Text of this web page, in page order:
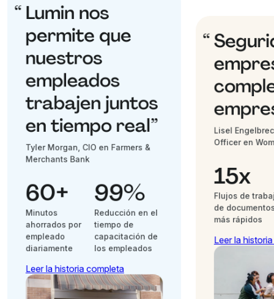
Lumin nos
permite que
nuestros
empleados
trabajen juntos
en tiempo real”
Tyler Morgan, CIO en Farmers &
Merchants Bank
60+
Minutos
ahorrados por
empleado
diariamente
99%
Reducción en el
tiempo de
capacitación de
los empleados
Leer la historia completa
Lisel
Officer en
15x
Flujos de
de
más rápidos
Leer la